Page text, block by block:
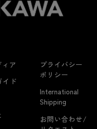
ア
イド
プライバシー
ポリシー
International
Shipping
お問い合わせ/